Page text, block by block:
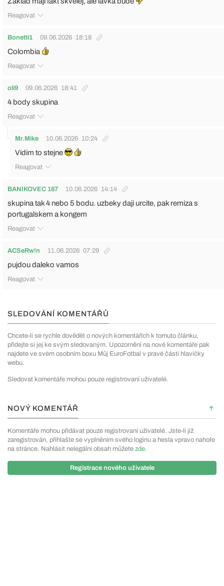
Reagovat
Bonetti1 09.06.2026 18:18
Colombia
Reagovat
oli9 09.06.2026 18:41
4 body skupina
Reagovat
Mr.Mike 10.06.2026 10:24
Vidim to stejne
Reagovat
BANIKOVEC 167 10.06.2026 14:14
skupina tak 4 nebo 5 bodu. uzbeky daji urcite, pak remiza s
portugalskem a kongem
Reagovat
ACSeRw!n 11.06.2026 07:29
pujdou daleko vamos
Reagovat
SLEDOVÁNÍ KOMENTÁŘŮ
Chcete-li se rychle dovědět o nových komentářích k tomuto článku,
přidejte si jej ke svým sledovaným. Upozornění na nové komentáře pak
najdete ve svém osobním boxu Můj EuroFotbal v pravé části hlavičky
webu.
Sledovat komentáře mohou pouze registrovaní uživatelé.
NOVÝ KOMENTÁŘ
Komentáře mohou přidávat pouze registrovaní uživatelé. Jste-li již
zaregistrován, přihlašte se vyplněním svého loginu a hesla vpravo nahoře
na stránce. Nahlásit nelegální obsah můžete zde.
Registrace nového uživatele